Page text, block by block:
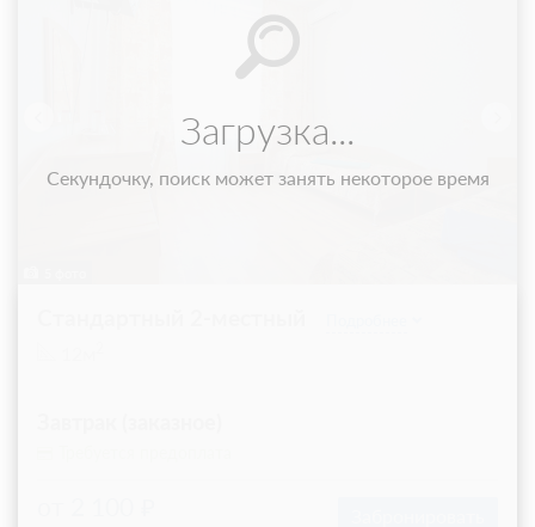
Загрузка...
Секундочку, поиск может занять некоторое время